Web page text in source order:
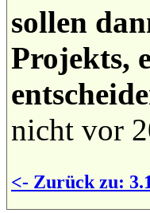
sollen
Projekts,
nicht vor
<- Zurück zu: